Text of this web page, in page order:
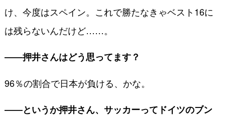
け、今度はスペイン。これで勝たなきゃベスト16に
は残らないんだけど……。
――押井さんはどう思ってます？
96％の割合で日本が負ける、かな。
――というか押井さん、サッカーってドイツのブン